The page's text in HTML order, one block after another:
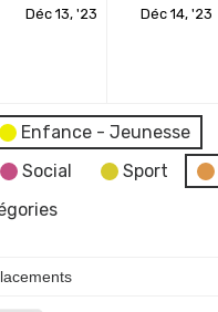
Déc 13, '23 Déc 14, '23
Enfance - Jeunesse
Social Sport